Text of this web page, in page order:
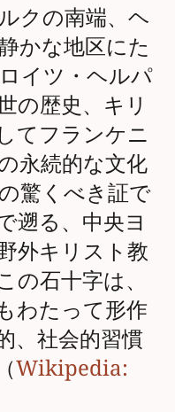
クの南端、ヘ
かな地区にた
イツ・ヘルパ
の歴史、キリ
てフランケニ
永続的な文化
驚くべき証で
遡る、中央ヨ
外キリスト教
石十字は、
わたって形作
、社会的習慣
Wikipedia: